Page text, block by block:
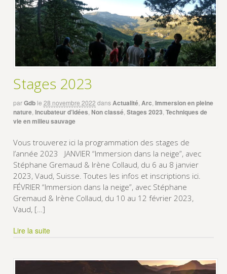
Stages 2023
parGdb le 28 novembre 2022 dansActualité, Arc Immersion en pleine
nature, Incubateur d’idées Non classé, Stages 2023 Techniques de
vie en milieu sauvage
Vous trouverez ici la programmation des stages de
l’année 2023 JANVIER “Immersion dans la neige”, avec
Stéphane Gremaud & Irène Collaud, du 6 au 8 janvier
2023, Vaud, Suisse. Toutes les infos et inscriptions ici.
FÉVRIER “Immersion dans la neige”, avec Stéphane
Gremaud & Irène Collaud, du 10 au 12 février 2023,
Vaud, […]
Lire la suite